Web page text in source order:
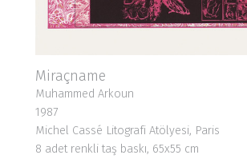
Miraçname
Muhammed Arkoun
1987
Michel Cassé Litografi Atölyesi, Paris
8 adet renkli taş baskı, 65x55 cm